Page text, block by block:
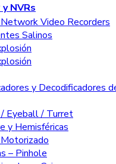
y NVRs
Video Recorders
Salinos
y Decodificadores
Eyeball / Turret
y Hemisféricas
– Pinhole